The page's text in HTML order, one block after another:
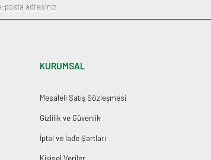
KURUMSAL
Mesafeli Satış Sözleşmesi
Gizlilik ve Güvenlik
İptal ve İade Şartları